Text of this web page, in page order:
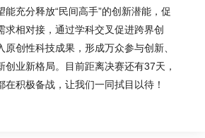
能充分释放“民间高手”的创新潜能，促
求相对接，通过学科交叉促进跨界创
原创性科技成果，形成万众参与创新、
创业新格局。目前距离决赛还有37天，
在积极备战，让我们一同拭目以待！